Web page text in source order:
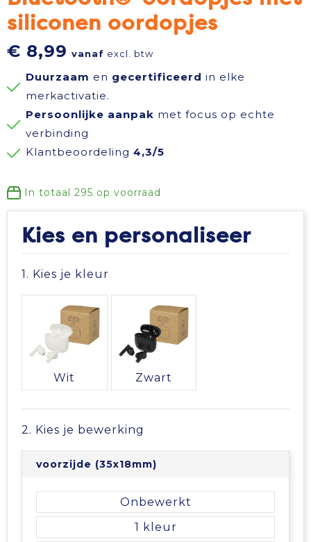
Reisbenodigdheden
Schrijfwaren
Sinterklaas
Sleutelhangers en Lanyards
Themapakketten
Veiligheid, Auto en Fiets
Vrije tijd en Strand
Waterflesjes
Reflecterende polo's
Reflecterende vesten
Regenkleding
Schoenen
T-Shirts
Veiligheidssignalering en Verlichting
Veiligheidsvesten en Veiligheidshesjes
Vesten
Gehoorbescherming
Schoenen
Sweaters
T-Shirts
Vesten
Koeltassen en Koelboxen
Koffers en Trolleys
Laptop hoezen en tassen
Lunchtassen
Opvouwbare tassen
Papieren tassen
Picknicktassen en manden
Promotietassen
Reistassen
Reistassensets
Rugzakken
Schoenentassen
Schoudertassen
siliconen oordopjes
€ 8,99 vanaf excl. btw
Duurzaam en gecertificeerd in elke
merkactivatie.
Persoonlijke aanpak met focus op echte
verbinding
Klantbeoordeling 4,3/5
In totaal 295 op voorraad
Kies en personaliseer
1. Kies je kleur
Wit Zwart
2. Kies je bewerking
voorzijde (35x18mm)
Onbewerkt
1